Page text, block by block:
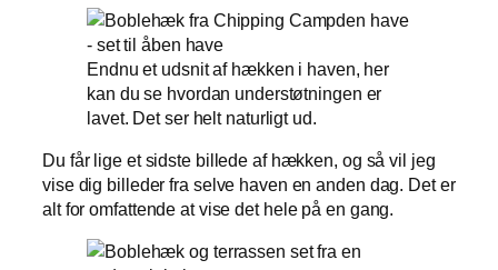
Endnu et udsnit af hækken i haven, her
kan du se hvordan understøtningen er
lavet. Det ser helt naturligt ud.
Du får lige et sidste billede af hækken, og så vil jeg
vise dig billeder fra selve haven en anden dag. Det er
alt for omfattende at vise det hele på en gang.